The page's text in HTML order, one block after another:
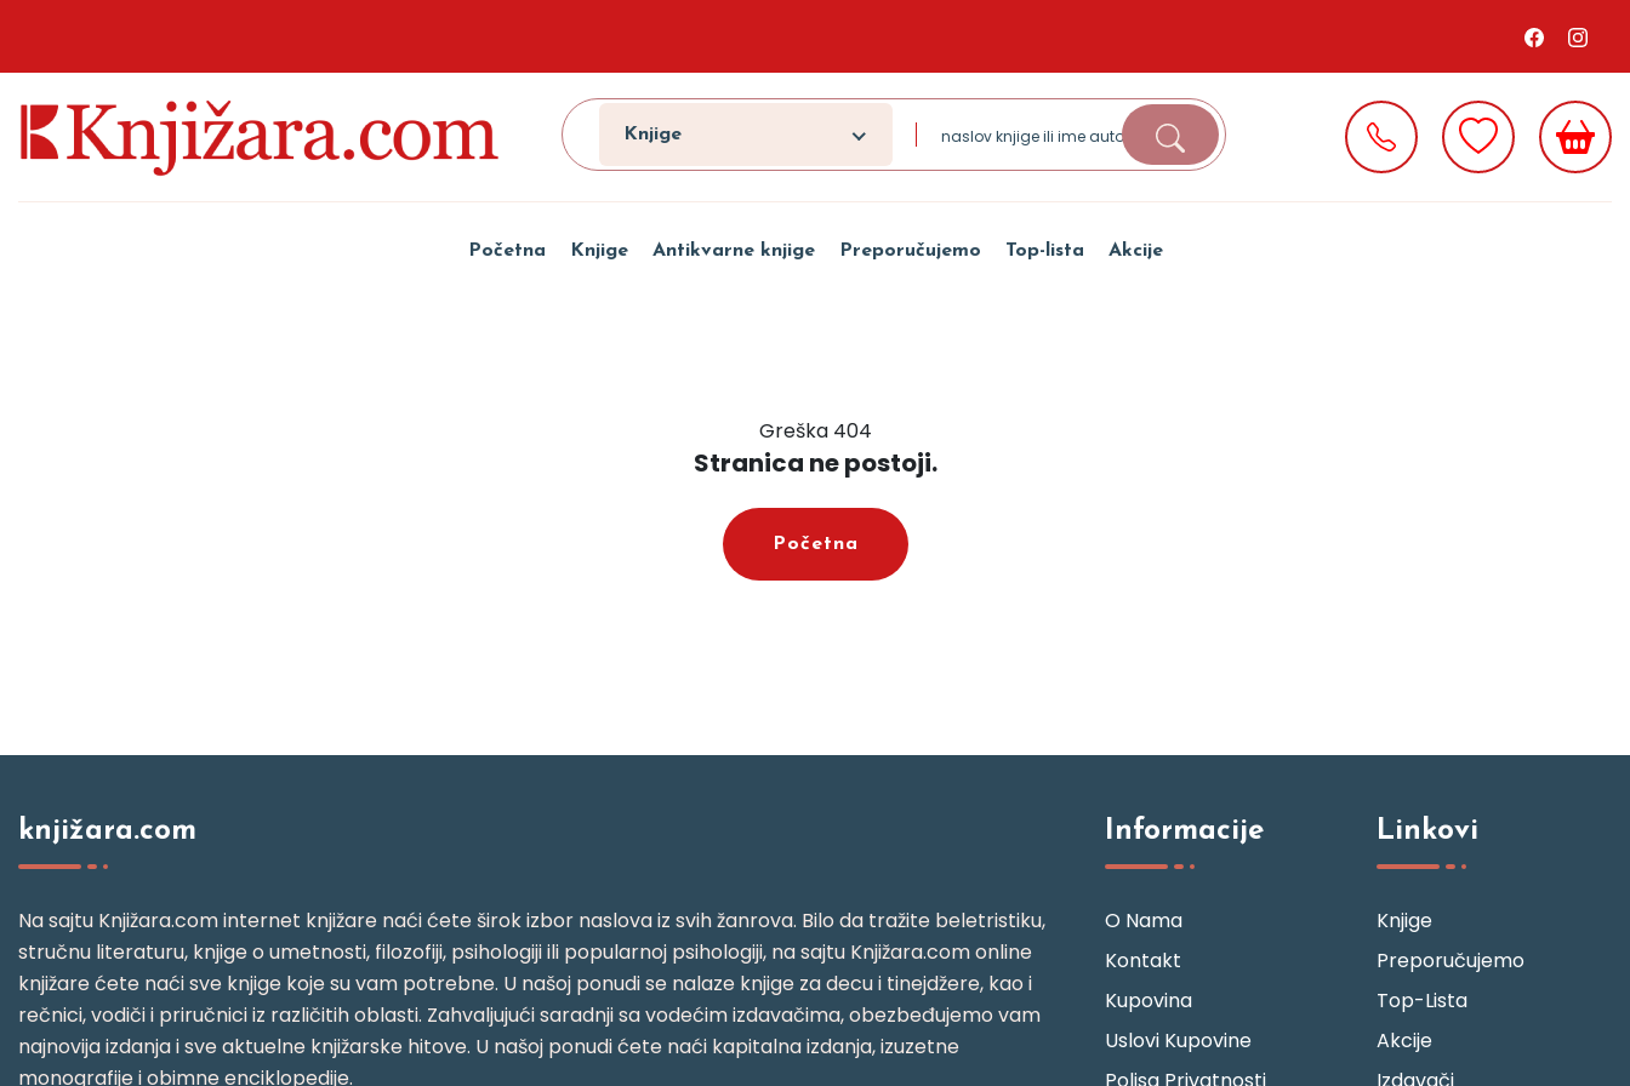
Knjige
Početna Knjige Antikvarne knjige Preporučujemo Top-lista Akcije
Greška 404
Stranica ne postoji.
Početna
knjižara.com
Na sajtu Knjižara.com internet knjižare naći ćete širok izbor naslova iz svih žanrova. Bilo da tražite beletristiku,
stručnu literaturu, knjige o umetnosti, filozofiji, psihologiji ili popularnoj psihologiji, na sajtu Knjižara.com online
knjižare ćete naći sve knjige koje su vam potrebne. U našoj ponudi se nalaze knjige za decu i tinejdžere, kao i
rečnici, vodiči i priručnici iz različitih oblasti. Zahvaljujući saradnji sa vodećim izdavačima, obezbeđujemo vam
najnovija izdanja i sve aktuelne knjižarske hitove. U našoj ponudi ćete naći kapitalna izdanja, izuzetne
monografije i obimne enciklopedije.
Informacije
O Nama
Kontakt
Kupovina
Uslovi Kupovine
Linkovi
Knjige
Preporučujemo
Top-Lista
Akcije